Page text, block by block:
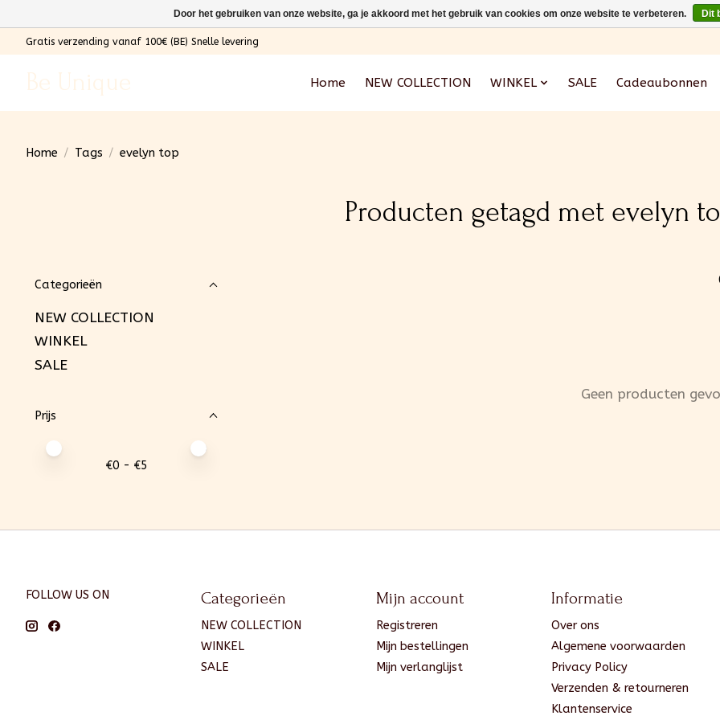
Gratis verzending vanaf 100€ (BE) Snelle levering
Be Unique Home NEW COLLECTION WINKEL SALE Cadeaubonnen
Home / Tags / evelyn top
Producten getagd met evelyn
Categorieën
NEW COLLECTION
WINKEL
SALE
Prijs
Minimale prijswaarde
Price maximum value
€0 - €5
Geen producten
FOLLOW US ON Categorieën
NEW COLLECTION
WINKEL
SALE
Mijn account
Registreren
Mijn bestellingen
Mijn verlanglijst
Informatie
Over ons
Algemene voorwaarden
Privacy Policy
Verzenden & retourneren
Klantenservice
Door het gebruiken van onze website, ga je akkoord met het gebruik van cookies om onze website te verbeteren. Dit